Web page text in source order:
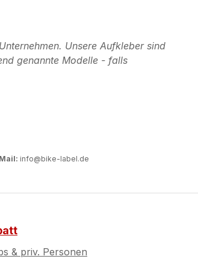
Unsere Aufkleber sind
genannte Modelle - falls
info@bike-label.de
& priv. Personen